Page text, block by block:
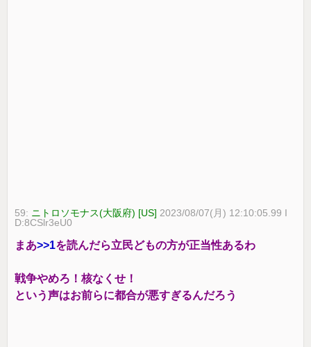
59: ニトロソモナス(大阪府) [US] 2023/08/07(月) 12:10:05.99 I
D:8CSlr3eU0
まあ>>1を読んだら立民どもの方が正当性あるわ
戦争やめろ！核なくせ！
という声はお前らに都合が悪すぎるんだろう